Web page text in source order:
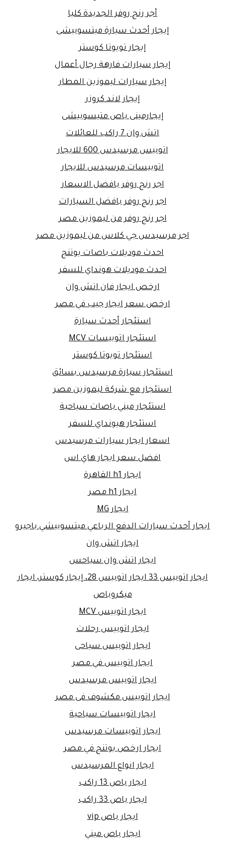
أجر رنج روفر الجديدة كليا
إيجار أحدث سيارة ميتسوبيشى
إيجار تويوتا كوستر
إيجار سيارات فارهة رجال أعمال
إيجار سيارات ليموزين المطار
إيجار لاند كروزر
إيجارمينى باص متيسوبيشى
اتش وان 7 راكب للعائلات
اتوبيس مرسيدس 600 للايجار
اتوبيسات مرسيدس للايجار
اجر رنج روفر بافضل الاسعار
اجر رنج روفر بافضل السيارات
اجر رنج روفر من ليموزين مصر
اجر مرسيدس جي كلاس من ليموزين مصر
احدث موديلات باصات يوتنج
احدث موديلات هونداي للسفر
ارخص ايجار فان اتش وان
ارخص سعر ايجار جيب في مصر
استئجار أحدث سيارة
استئجار اتوبيسات MCV
استئجار تويوتا كوستر
استئجار سيارة مرسيدس بسائق
استئجار مع شركة ليموزين مصر
استئجار ميني باصات سياحية
استئجار هيونداي للسفر
اسعار ايجار سيارات مرسيدس
افضل سعر ايجار هاي اس
ايجار h1 القاهرة
ايجار h1 مصر
ايجار MG
ايجار أحدث سيارات الدفع الرباعي ميتسوبيشي باجيرو
ايجار اتش وان
ايجار اتش وان سياحس
ايجار اتوبيس 33 ايجار اتوبيس 28، إيجار كوستر، ايجار
ميكروباص
ايجار اتوبيس MCV
ايجار اتوبيس رحلات
ايجار اتوبيس سياحى
ايجار اتوبيس في مصر
ايجار اتوبيس مرسيدس
ايجار اتوبيس مكشوف فى مصر
ايجار اتوبيسات سياحية
ايجار اتوبيسات مرسيدس
ايجار ارخص يوتنج في مصر
ايجار انواع المرسيدس
ايجار باص 13 راكب
ايجار باص 33 راكب
ايجار باص vip
ايجار باص ميني